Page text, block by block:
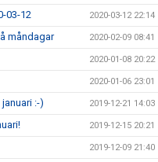
03-12 2020-03-12 22:14
måndagar 2020-02-09 08:41
2020-01-08 20:22
2020-01-06 23:01
:-) 2019-12-21 14:03
2019-12-15 20:21
2019-12-09 21:40